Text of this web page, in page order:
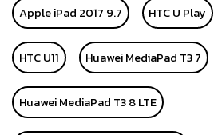
Apple iPad 2017 9.7 HTC U Play
HTC U11 Huawei MediaPad T3 7
Huawei MediaPad T3 8 LTE